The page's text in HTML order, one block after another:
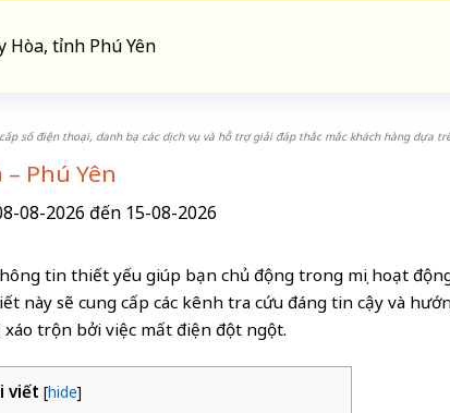
Hòa, tỉnh Phú Yên
số điện thoại, danh bạ các dịch vụ và hỗ trợ giải đáp thắc mắc khách hàng
Phú Yên
08-2026 đến 15-08-2026
tin thiết yếu giúp bạn chủ động trong mọi hoạt
này sẽ cung cấp các kênh tra cứu đáng tin cậy và
trộn bởi việc mất điện đột ngột.
viết [hide]